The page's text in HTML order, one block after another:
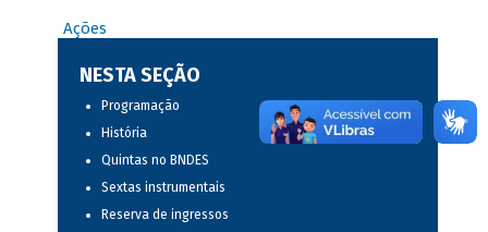
Ações
NESTA SEÇÃO
Programação
História
Quintas no BNDES
Sextas instrumentais
Reserva de ingressos